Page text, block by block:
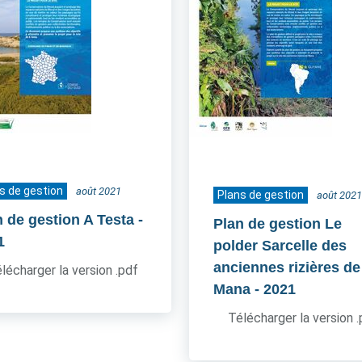
de gestion août 2021
de gestion A Testa -
la version .pdf
Plans de gestion août 2021
Plan de gestion Le
polder Sarcelle des
anciennes rizières de
Mana - 2021
Télécharger la version